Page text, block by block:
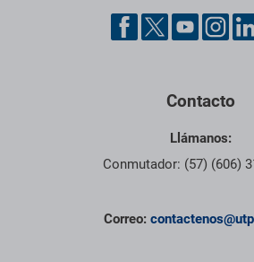
Pie de página con información de
Contacto
Llámanos:
Conmutador: (57) (606)
Correo: